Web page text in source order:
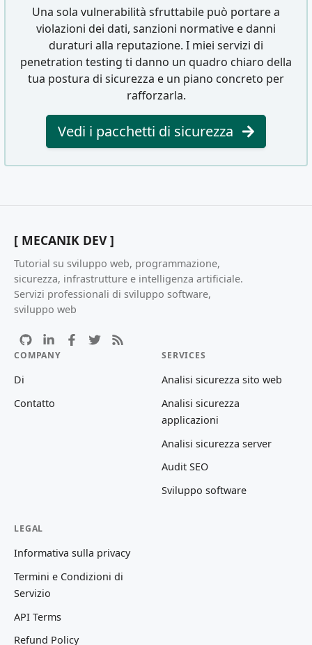
Una sola vulnerabilità sfruttabile può portare a
violazioni dei dati, sanzioni normative e danni
duraturi alla reputazione. I miei servizi di
penetration testing ti danno un quadro chiaro della
tua postura di sicurezza e un piano concreto per
rafforzarla.
Vedi i pacchetti di sicurezza
[ MECANIK DEV ]
Tutorial su sviluppo web, programmazione,
sicurezza, infrastrutture e intelligenza artificiale.
Servizi professionali di sviluppo software,
sviluppo web
COMPANY
Di
Contatto
SERVICES
Analisi sicurezza sito web
Analisi sicurezza
applicazioni
Analisi sicurezza server
Audit SEO
Sviluppo software
LEGAL
Informativa sulla privacy
Termini e Condizioni di
Servizio
API Terms
Refund Policy